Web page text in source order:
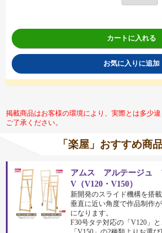
カートに入れる
お気に入りに追加
掲載商品はお客様の環境により、実際とは多少違
ご了承ください。
「楽屋」おすすめ商
アムス アルテージュ
V（V120・V150）
新開発のスライド機構を搭
垂直に近い角度で作品制作
になります。
F30号タテ対応の「V120」